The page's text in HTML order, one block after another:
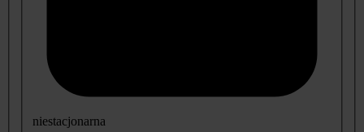
niestacjonarna